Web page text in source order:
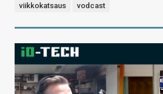
viikkokatsaus
vodcast